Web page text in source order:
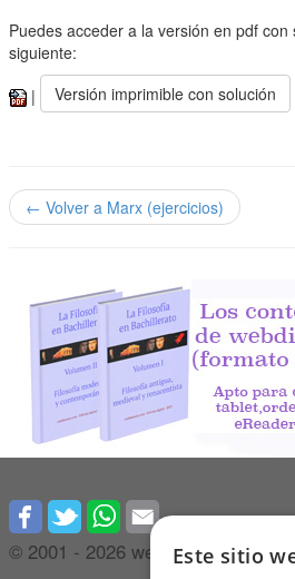
Puedes acceder a la versión en pdf
siguiente:
|
Versión imprimible con solución
← Volver a Marx (ejercicios)
© 2001 - 2026 webdianoia.com
Este sitio